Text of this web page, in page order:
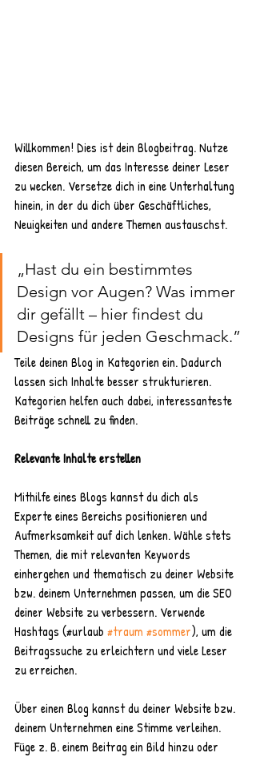
Willkommen! Dies ist dein Blogbeitrag. Nutze
diesen Bereich, um das Interesse deiner Leser
zu wecken. Versetze dich in eine Unterhaltung
hinein, in der du dich über Geschäftliches,
Neuigkeiten und andere Themen austauschst.
„Hast du ein bestimmtes
Design vor Augen? Was immer
dir gefällt – hier findest du
Designs für jeden Geschmack.”
Teile deinen Blog in Kategorien ein. Dadurch
lassen sich Inhalte besser strukturieren.
Kategorien helfen auch dabei, interessanteste
Beiträge schnell zu finden.
Relevante Inhalte erstellen
Mithilfe eines Blogs kannst du dich als
Experte eines Bereichs positionieren und
Aufmerksamkeit auf dich lenken. Wähle stets
Themen, die mit relevanten Keywords
einhergehen und thematisch zu deiner Website
bzw. deinem Unternehmen passen, um die SEO
deiner Website zu verbessern. Verwende
Hashtags (#urlaub #traum #sommer), um die
Beitragssuche zu erleichtern und viele Leser
zu erreichen.
Über einen Blog kannst du deiner Website bzw.
deinem Unternehmen eine Stimme verleihen.
Füge z. B. einem Beitrag ein Bild hinzu oder